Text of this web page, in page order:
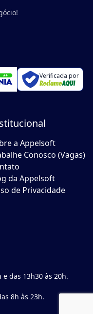
Verificada por
a Appelsoft
Conosco (Vagas)
da Appelsoft
de Privacidade
das 13h30 às 20h.
8h às 23h.